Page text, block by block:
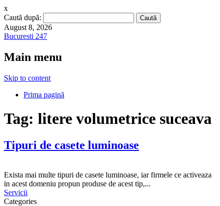
x
Caută după:
August 8, 2026
Bucuresti 247
Main menu
Skip to content
Prima pagină
Tag: litere volumetrice suceava
Tipuri de casete luminoase
Exista mai multe tipuri de casete luminoase, iar firmele ce activeaza
in acest domeniu propun produse de acest tip,...
Servicii
Categories